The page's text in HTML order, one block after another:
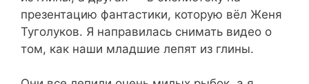
презентацию фантастики, которую вёл Женя
Туголуков. Я направилась снимать видео о
том, как наши младшие лепят из глины.